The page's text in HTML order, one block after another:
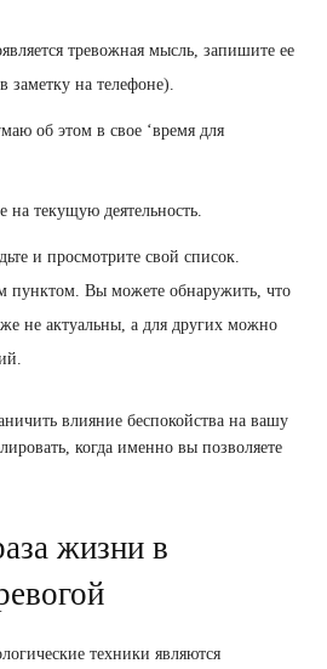
тревожная мысль, запишите ее
заметку на телефоне).
об этом в свое ‘время для
на текущую деятельность.
и просмотрите свой список.
пунктом. Вы можете обнаружить, что
не актуальны, а для других можно
влияние беспокойства на вашу
когда именно вы позволяете
жизни в
техники являются